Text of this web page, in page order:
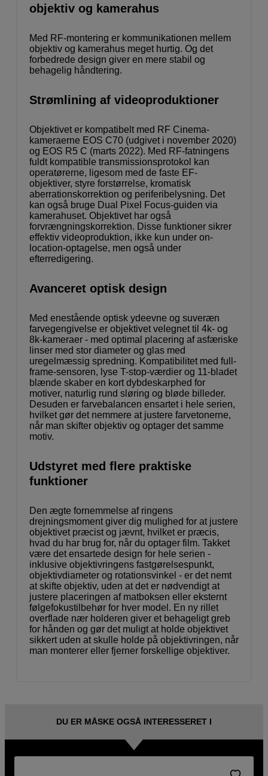
objektiv og kamerahus
Med RF-montering er kommunikationen mellem
objektiv og kamerahus meget hurtig. Og det
forbedrede design giver en mere stabil og
behagelig håndtering.
Strømlining af videoproduktioner
Objektivet er kompatibelt med RF Cinema-
kameraerne EOS C70 (udgivet i november 2020)
og EOS R5 C (marts 2022). Med RF-fatningens
fuldt kompatible transmissionsprotokol kan
operatørerne, ligesom med de faste EF-
objektiver, styre forstørrelse, kromatisk
aberrationskorrektion og periferibelysning. Det
kan også bruge Dual Pixel Focus-guiden via
kamerahuset. Objektivet har også
forvrængningskorrektion. Disse funktioner sikrer
effektiv videoproduktion, ikke kun under on-
location-optagelse, men også under
efterredigering.
Avanceret optisk design
Med enestående optisk ydeevne og suveræn
farvegengivelse er objektivet velegnet til 4k- og
8k-kameraer - med optimal placering af asfæriske
linser med stor diameter og glas med
uregelmæssig spredning. Kompatibilitet med full-
frame-sensoren, lyse T-stop-værdier og 11-bladet
blænde skaber en kort dybdeskarphed for
motiver, naturlig rund sløring og bløde billeder.
Desuden er farvebalancen ensartet i hele serien,
hvilket gør det nemmere at justere farvetonerne,
når man skifter objektiv og optager det samme
motiv.
Udstyret med flere praktiske
funktioner
Den ægte fornemmelse af ringens
drejningsmoment giver dig mulighed for at justere
objektivet præcist og jævnt, hvilket er præcis,
hvad du har brug for, når du optager film. Takket
være det ensartede design for hele serien -
inklusive objektivringens fastgørelsespunkt,
objektivdiameter og rotationsvinkel - er det nemt
at skifte objektiv, uden at det er nødvendigt at
justere placeringen af matboksen eller eksternt
følgefokustilbehør for hver model. En ny rillet
overflade nær holderen giver et behageligt greb
for hånden og gør det muligt at holde objektivet
sikkert uden at skulle holde på objektivringen, når
man monterer eller fjerner forskellige objektiver.
DU ER MÅSKE OGSÅ INTERESSERET I